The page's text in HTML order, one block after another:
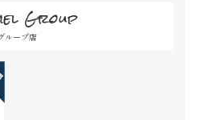
Group
ループ店